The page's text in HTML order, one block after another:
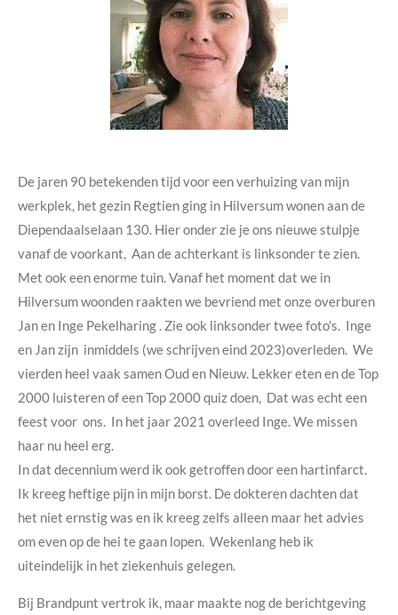
De jaren 90 betekenden tijd voor een verhuizing van mijn
werkplek, het gezin Regtien ging in Hilversum wonen aan de
Diependaalselaan 130. Hier onder zie je ons nieuwe stulpje
vanaf de voorkant, Aan de achterkant is linksonder te zien.
Met ook een enorme tuin. Vanaf het moment dat we in
Hilversum woonden raakten we bevriend met onze overburen
Jan en Inge Pekelharing . Zie ook linksonder twee foto's. Inge
en Jan zijn inmiddels (we schrijven eind 2023)overleden. We
vierden heel vaak samen Oud en Nieuw. Lekker eten en de Top
2000 luisteren of een Top 2000 quiz doen, Dat was echt een
feest voor ons. In het jaar 2021 overleed Inge. We missen
haar nu heel erg.
In dat decennium werd ik ook getroffen door een hartinfarct.
Ik kreeg heftige pijn in mijn borst. De dokteren dachten dat
het niet ernstig was en ik kreeg zelfs alleen maar het advies
om even op de hei te gaan lopen. Wekenlang heb ik
uiteindelijk in het ziekenhuis gelegen.
Bij Brandpunt vertrok ik, maar maakte nog de berichtgeving